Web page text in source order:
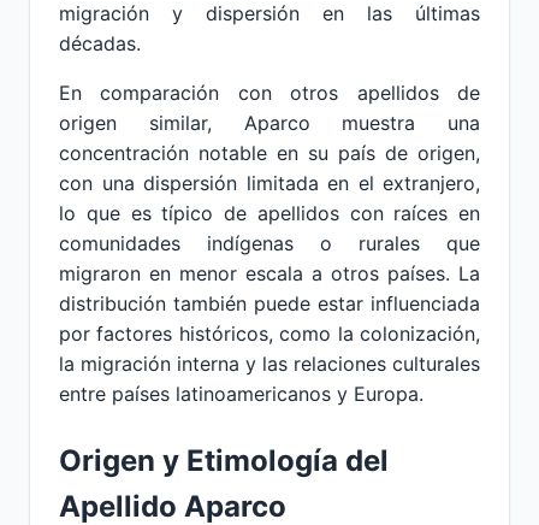
migración y dispersión en las últimas
décadas.
En comparación con otros apellidos de
origen similar, Aparco muestra una
concentración notable en su país de origen,
con una dispersión limitada en el extranjero,
lo que es típico de apellidos con raíces en
comunidades indígenas o rurales que
migraron en menor escala a otros países. La
distribución también puede estar influenciada
por factores históricos, como la colonización,
la migración interna y las relaciones culturales
entre países latinoamericanos y Europa.
Origen y Etimología del
Apellido Aparco